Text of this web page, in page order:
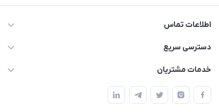
اطلاعات تماس
09375482200
دسترسی سریع
حساب کاربری
ثبت فیش
خدمات مشتریان
راهنمای خرید
حریم خصوصی